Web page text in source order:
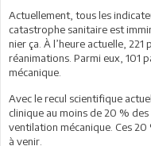
Actuellement, tous les
catastrophe sanitaire est
nier ça. À l’heure actuelle,
réanimations. Parmi eux, 101
mécanique.
Avec le recul scientifique
clinique au moins de 20 %
ventilation mécanique. Ces
à venir.